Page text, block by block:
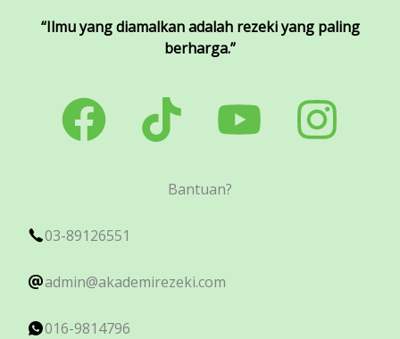
“Ilmu yang diamalkan adalah rezeki yang paling
berharga.”
Bantuan?
03-89126551
admin@akademirezeki.com
016-9814796